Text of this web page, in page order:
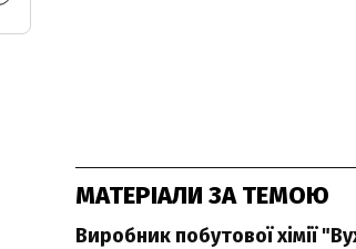
МАТЕРІАЛИ ЗА ТЕМОЮ
Виробник побутової хімії